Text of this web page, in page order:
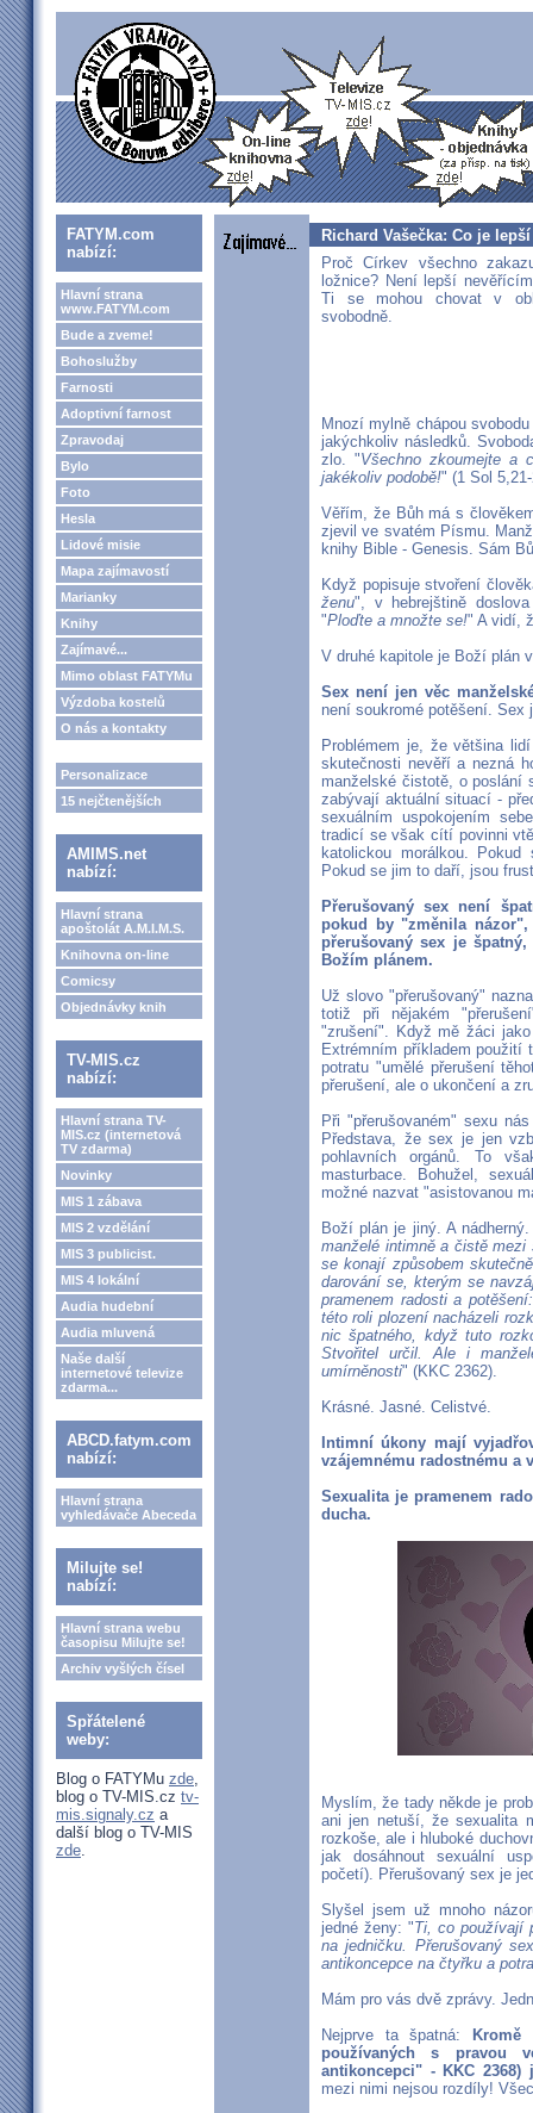
FATYM.com
nabízí:
Hlavní strana
www.FATYM.com
Bude a zveme!
Bohoslužby
Farnosti
Adoptivní farnost
Zpravodaj
Bylo
Foto
Hesla
Lidové misie
Mapa zajímavostí
Marianky
Knihy
Zajímavé...
Mimo oblast FATYMu
Výzdoba kostelů
O nás a kontakty
Personalizace
15 nejčtenějších
AMIMS.net
nabízí:
Hlavní strana
apoštolát A.M.I.M.S.
Knihovna on-line
Comicsy
Objednávky knih
TV-MIS.cz
nabízí:
Hlavní strana TV-
MIS.cz (internetová
TV zdarma)
Novinky
MIS 1 zábava
MIS 2 vzdělání
MIS 3 publicist.
MIS 4 lokální
Audia hudební
Audia mluvená
Naše další
internetové televize
zdarma...
ABCD.fatym.com
nabízí:
Hlavní strana
vyhledávače Abeceda
Milujte se!
nabízí:
Hlavní strana webu
časopisu Milujte se!
Archiv vyšlých čísel
Spřátelené
weby:
Blog o FATYMu zde,
blog o TV-MIS.cz tv-
mis.signaly.cz a
další blog o TV-MIS
zde.
Richard Vašečka: Co je
Proč Církev všechno
ložnice? Není lepší
Ti se mohou chovat v
svobodně.
Mnozí mylně chápou
jakýchkoliv následků.
zlo. "Všechno zkoumejte a
jakékoliv podobě!" (1 Sol
Věřím, že Bůh má s
zjevil ve svatém Písmu.
knihy Bible - Genesis. Sám
Když popisuje stvoření
ženu", v hebrejštině
"Ploďte a množte se!" A vidí,
V druhé kapitole je Boží plán
Sex není jen věc
není soukromé potěšení. Sex
Problémem je, že většina
skutečnosti nevěří a nezná
manželské čistotě, o poslání
zabývají aktuální situací -
sexuálním uspokojením
tradicí se však cítí povinni
katolickou morálkou.
Pokud se jim to daří, jsou
Přerušovaný sex není
pokud by "změnila
přerušovaný sex je
Božím plánem.
Už slovo "přerušovaný"
totiž při nějakém
"zrušení". Když mě žáci
Extrémním příkladem použití
potratu "umělé přerušení
přerušení, ale o ukončení a
Při "přerušovaném" sexu
Představa, že sex je jen
pohlavních orgánů. To
masturbace. Bohužel,
možné nazvat "asistovanou
Boží plán je jiný. A
manželé intimně a čistě
se konají způsobem
darování se, kterým se
pramenem radosti a
této roli plození nacházeli
nic špatného, když tuto
Stvořitel určil. Ale i
umírněnosti" (KKC 2362).
Krásné. Jasné. Celistvé.
Intimní úkony mají
vzájemnému radostnému a
Sexualita je pramenem
ducha.
Myslím, že tady někde je
ani jen netuší, že sexualita
rozkoše, ale i hluboké
jak dosáhnout sexuální
početí). Přerušovaný sex je
Slyšel jsem už mnoho
jedné ženy: "Ti, co používají
na jedničku. Přerušovaný
antikoncepce na čtyřku a
Mám pro vás dvě zprávy.
Nejprve ta špatná:
Kromě
používaných s pravou
antikoncepci" - KKC 2368)
mezi nimi nejsou rozdíly!